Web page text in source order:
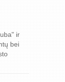
ir
bei